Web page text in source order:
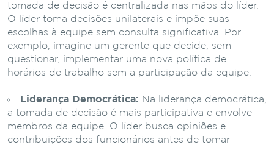
tomada de decisão é centralizada nas mãos do líder.
O líder toma decisões unilaterais e impõe suas
escolhas à equipe sem consulta significativa. Por
exemplo, imagine um gerente que decide, sem
questionar, implementar uma nova política de
horários de trabalho sem a participação da equipe.
Liderança Democrática: Na liderança democrática,
a tomada de decisão é mais participativa e envolve
membros da equipe. O líder busca opiniões e
contribuições dos funcionários antes de tomar